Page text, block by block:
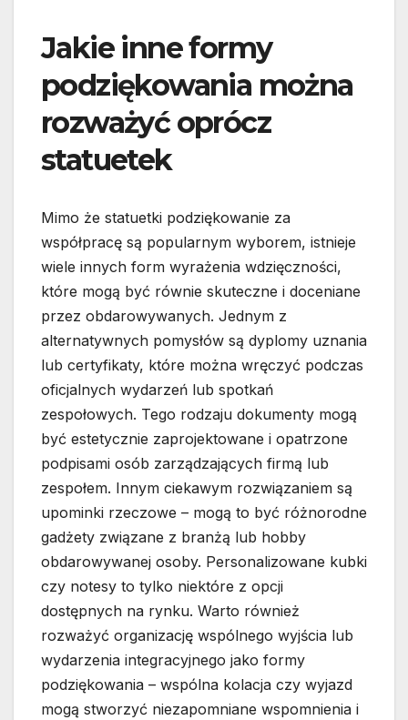
Jakie inne formy
podziękowania można
rozważyć oprócz
statuetek
Mimo że statuetki podziękowanie za
współpracę są popularnym wyborem, istnieje
wiele innych form wyrażenia wdzięczności,
które mogą być równie skuteczne i doceniane
przez obdarowywanych. Jednym z
alternatywnych pomysłów są dyplomy uznania
lub certyfikaty, które można wręczyć podczas
oficjalnych wydarzeń lub spotkań
zespołowych. Tego rodzaju dokumenty mogą
być estetycznie zaprojektowane i opatrzone
podpisami osób zarządzających firmą lub
zespołem. Innym ciekawym rozwiązaniem są
upominki rzeczowe – mogą to być różnorodne
gadżety związane z branżą lub hobby
obdarowywanej osoby. Personalizowane kubki
czy notesy to tylko niektóre z opcji
dostępnych na rynku. Warto również
rozważyć organizację wspólnego wyjścia lub
wydarzenia integracyjnego jako formy
podziękowania – wspólna kolacja czy wyjazd
mogą stworzyć niezapomniane wspomnienia i